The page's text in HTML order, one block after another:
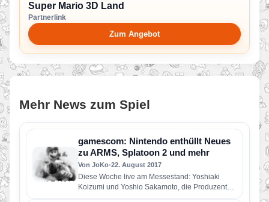
Super Mario 3D Land
Partnerlink
Zum Angebot
Mehr News zum Spiel
gamescom: Nintendo enthüllt Neues
zu ARMS, Splatoon 2 und mehr
Von JoKo•22. August 2017
Diese Woche live am Messestand: Yoshiaki
Koizumi und Yoshio Sakamoto, die Produzenten
von Super Mario Odyssey und Metroid…